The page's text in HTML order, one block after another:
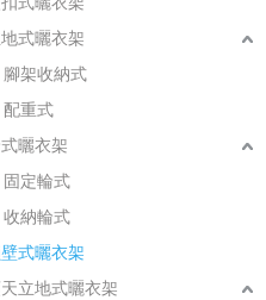
式曬衣架
腳架收納式
配重式
曬衣架
固定輪式
收納輪式
式曬衣架
立地式曬衣架